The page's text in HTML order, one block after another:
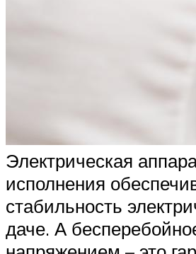
Электрическая
исполнения
стабильность
даче. А